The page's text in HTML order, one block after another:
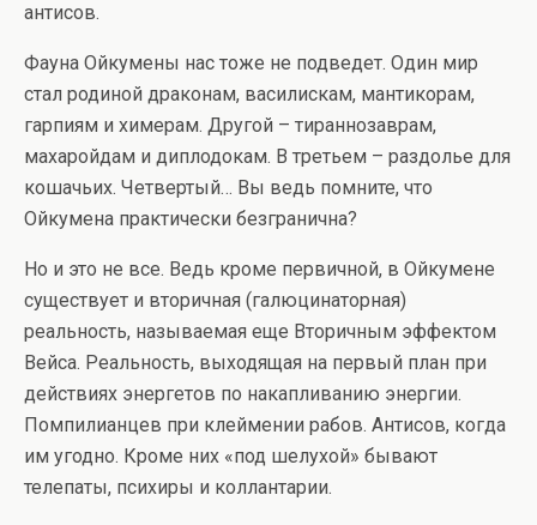
антисов.
Фауна Ойкумены нас тоже не подведет. Один мир
стал родиной драконам, василискам, мантикорам,
гарпиям и химерам. Другой – тираннозаврам,
махаройдам и диплодокам. В третьем – раздолье для
кошачьих. Четвертый… Вы ведь помните, что
Ойкумена практически безгранична?
Но и это не все. Ведь кроме первичной, в Ойкумене
существует и вторичная (галюцинаторная)
реальность, называемая еще Вторичным эффектом
Вейса. Реальность, выходящая на первый план при
действиях энергетов по накапливанию энергии.
Помпилианцев при клеймении рабов. Антисов, когда
им угодно. Кроме них «под шелухой» бывают
телепаты, психиры и коллантарии.